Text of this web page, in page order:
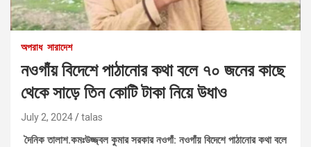
অপরাধ সারাদেশ
নওগাঁয় বিদেশে পাঠানোর কথা বলে ৭০ জনের কাছে
থেকে সাড়ে তিন কোটি টাকা নিয়ে উধাও
July 2, 2024 talas
দৈনিক তালাশ.কমঃউজ্জ্বল কুমার সরকার নওগাঁ: নওগাঁয় বিদেশে পাঠানোর কথা বলে